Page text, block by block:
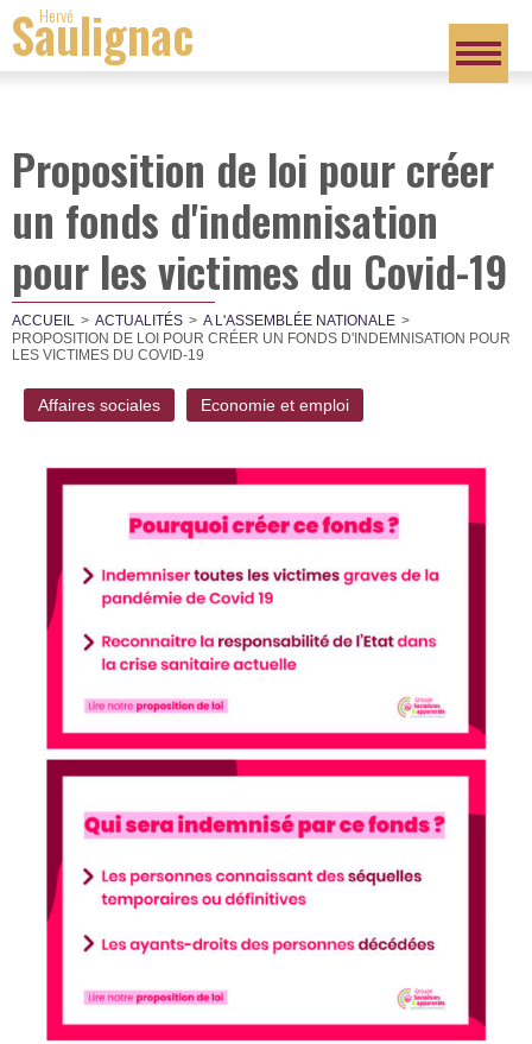
Hervé
Saulignac
Proposition de loi pour créer
un fonds d'indemnisation
pour les victimes du Covid-19
ACCUEIL ACTUALITÉS
A L'ASSEMBLÉE NATIONALE
PROPOSITION DE LOI POUR CRÉER UN FONDS D'INDEMNISATION POUR
LES VICTIMES DU COVID-19
Affaires sociales Economie et emploi